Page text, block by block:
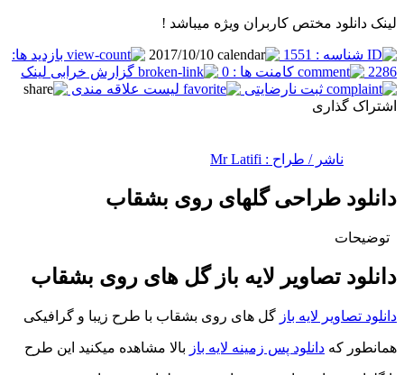
لینک دانلود مختص کاربران ویژه میباشد !
شناسه : 1551
بازدید ها:
2286
کامنت ها : 0
گزارش خرابی لینک
ثبت نارضایتی
لیست علاقه مندی
اشتراک گذاری
ناشر / طراح : Mr Latifi
دانلود طراحی گلهای روی بشقاب
توضیحات
دانلود تصاویر لایه باز گل های روی بشقاب
دانلود تصاویر لایه باز گل های روی بشقاب با طرح زیبا و گرافیکی
همانطور که دانلود پس زمینه لایه باز بالا مشاهده میکنید این طرح